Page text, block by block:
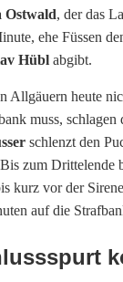
Ostwald, der das
ehe Füssen
Hübl abgibt.
Allgäuern heute
muss,
schlenzt den
zum Drittelende
kurz vor der Sirene
auf die